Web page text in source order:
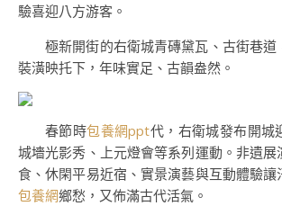
驗喜迎八方游客。
極新開街的右衛城青磚黛瓦、古街巷
裝潢映托下，年味實足、古韻盎然。
春節時包養網ppt代，右衛城發布開城
城墻光影秀、上元燈會等系列運動。非遺展
食、休閑平易近宿、實景演藝與互動體驗
包養網鄉愁，又佈滿古代活氣。